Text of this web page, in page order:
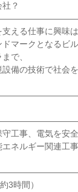
？
支える仕事に興味
マークとなるビ
で、
備の技術で社会
工事、電気を安
ネルギー関連工
3時間）